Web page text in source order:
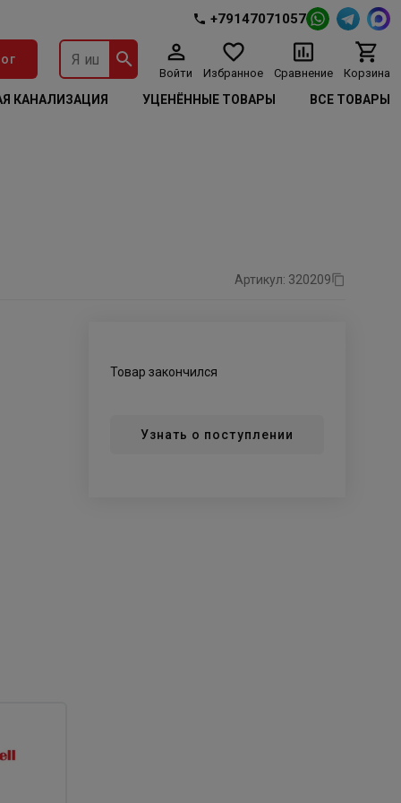
+79147071057
Войти Избранное Сравнение Корзина
КАНАЛИЗАЦИЯ УЦЕНЁННЫЕ ТОВАРЫ ВСЕ ТОВАРЫ
Артикул: 320209
Товар закончился
Узнать о поступлении